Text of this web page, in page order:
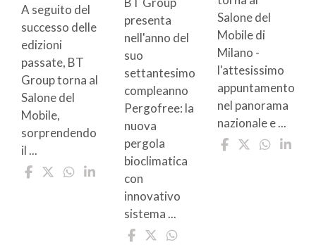
A seguito del
successo delle
edizioni
passate, BT
Group torna al
Salone del
Mobile,
sorprendendo
il ...
presenta
nell'anno del
suo
settantesimo
compleanno
Pergofree: la
nuova
pergola
bioclimatica
con
innovativo
sistema ...
Salone del
Mobile di
Milano -
l'attesissimo
appuntamento
nel panorama
nazionale e ...